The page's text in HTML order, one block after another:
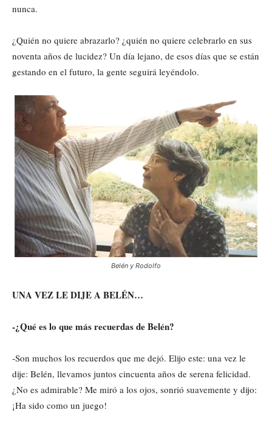
nunca.
¿Quién no quiere abrazarlo? ¿quién no quiere celebrarlo en sus
noventa años de lucidez? Un día lejano, de esos días que se están
gestando en el futuro, la gente seguirá leyéndolo.
Belén y Rodolfo
UNA VEZ LE DIJE A BELÉN…
-¿Qué es lo que más recuerdas de Belén?
-Son muchos los recuerdos que me dejó. Elijo este: una vez le
dije: Belén, llevamos juntos cincuenta años de serena felicidad.
¿No es admirable? Me miró a los ojos, sonrió suavemente y dijo:
¡Ha sido como un juego!